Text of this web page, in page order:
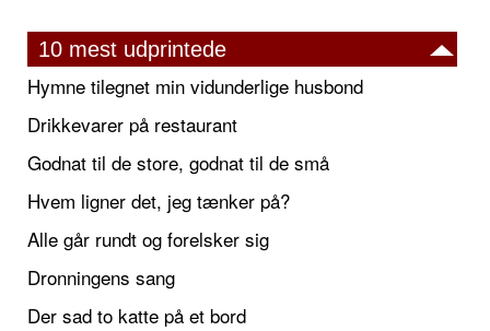
10 mest udprintede
Hymne tilegnet min vidunderlige husbond
Drikkevarer på restaurant
Godnat til de store, godnat til de små
Hvem ligner det, jeg tænker på?
Alle går rundt og forelsker sig
Dronningens sang
Der sad to katte på et bord